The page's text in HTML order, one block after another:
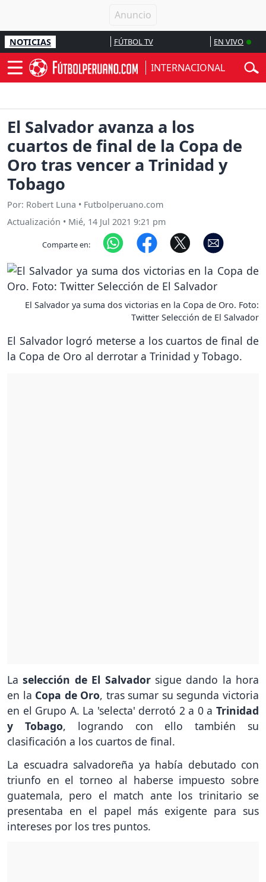
NOTICIAS FÚTBOL TV EN VIVO
INTERNACIONAL
El Salvador avanza a los
cuartos de final de la Copa de
Oro tras vencer a Trinidad y
Tobago
Por: Robert Luna • Futbolperuano.com
Actualización • Mié, 14 Jul 2021 9:21 pm
Comparte en:
El Salvador ya suma dos victorias en la Copa de Oro. Foto:
Twitter Selección de El Salvador
El Salvador logró meterse a los cuartos de final de
la Copa de Oro al derrotar a Trinidad y Tobago.
Laselección de El Salvadorsigue dando la hora
en la Copa de Oro, tras sumar su segunda victoria
en el Grupo A. La 'selecta' derrotó 2 a 0 a Trinidad
y Tobago, logrando con ello también su
clasificación a los cuartos de final.
La escuadra salvadoreña ya había debutado con
triunfo en el torneo al haberse impuesto sobre
guatemala, pero el match ante los trinitario se
presentaba en el papel más exigente para sus
intereses por los tres puntos.